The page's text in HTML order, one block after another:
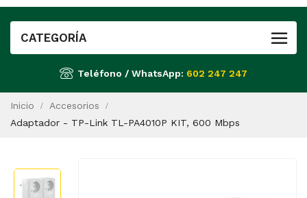
CATEGORÍA
Teléfono / WhatsApp: 602 247 247
Inicio
Accesorios
Adaptador - TP-Link TL-PA4010P KIT, 600 Mbps